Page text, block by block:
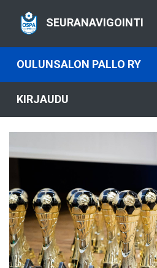
SEURANAVIGOINTI
OULUNSALON PALLO RY
KIRJAUDU